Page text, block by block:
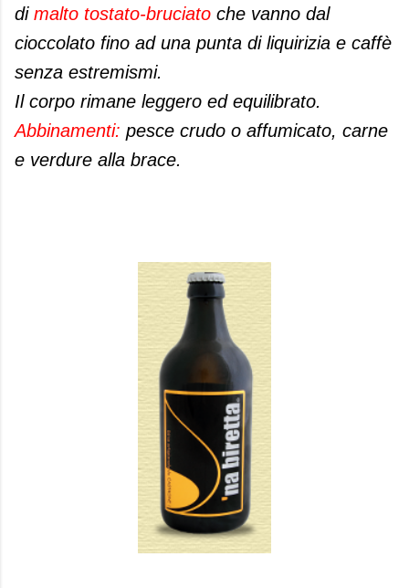
di malto tostato-bruciato che vanno dal
cioccolato fino ad una punta di liquirizia e caffè
senza estremismi.
Il corpo rimane leggero ed equilibrato.
Abbinamenti: pesce crudo o affumicato, carne
e verdure alla brace.